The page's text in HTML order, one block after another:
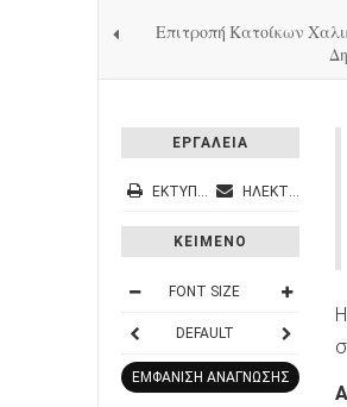
Επιτροπή Κατοίκων
ΕΡΓΑΛΕΙΑ
ΕΚΤΎΠΩΣΗ ΗΛΕΚΤΡΟΝΙΚΌ ΤΑΧΥΔΡΟΜΕΊΟ
ΚΕΙΜΕΝΟ
FONT SIZE
DEFAULT
ΕΜΦΑΝΙΣΗ ΑΝΑΓΝΩΣΗΣ